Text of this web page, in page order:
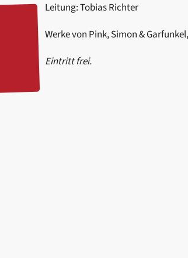
Leitung: Tobias Richter
Werke von Pink, Simon &
Eintritt frei.